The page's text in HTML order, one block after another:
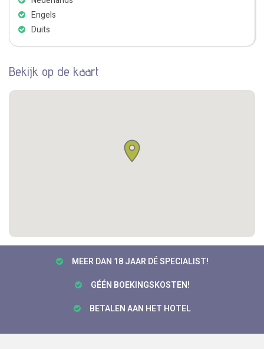
Engels
Duits
Bekijk op de kaart
MEER DAN 18 JAAR DÉ SPECIALIST!
GÉÉN BOEKINGSKOSTEN!
BETALEN AAN HET HOTEL